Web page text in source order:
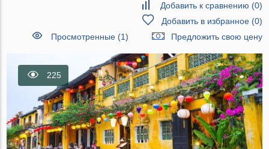
Добавить к сравнению (0)
Добавить в избранное(0)
Просмотренные (1)
Предложить свою цену
225